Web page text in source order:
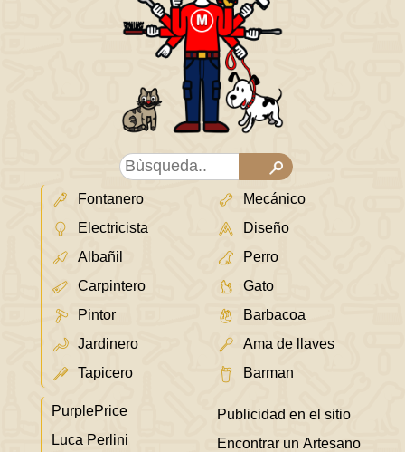
Fontanero
Electricista
Albañil
Carpintero
Pintor
Jardinero
Tapicero
Mecánico
Diseño
Perro
Gato
Barbacoa
Ama de llaves
Barman
PurplePrice
Luca Perlini
Publicidad en el sitio
Encontrar un Artesano